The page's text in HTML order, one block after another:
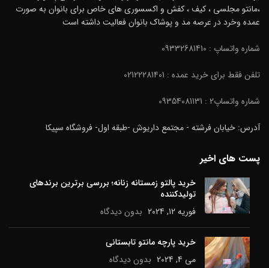
،مانتو مجلسی ، کیف ، کفش و اکسسوری های خاص برای بانوان به صورت
عمده وخرد در عرصه مد و پوشاک بانوان فعالیت داشته است
شماره واتساپ : 09332681410
تلفن فقط برای خرید عمده : 02122281401
شماره واتساپ2 : 09354081131
آدرس: خیابان فرشته - مجتمع داریوش -طبقه اول- فروشگاه سپیکا
پست های اخیر
خرید پالتو زمستانه زنانه؛ بررسی برترین برندهای
تولیدکننده
فوریه 12, 2024
بدون دیدگاه
خرید پارچه مانتو تابستانی
می 4, 2024
بدون دیدگاه